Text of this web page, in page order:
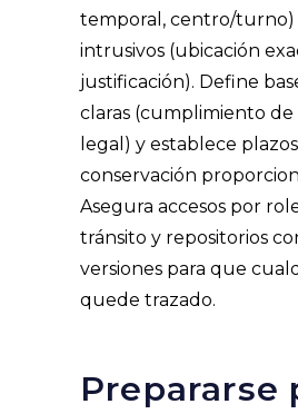
temporal, centro/turno)
intrusivos (ubicación
justificación). Define
claras (cumplimiento de
legal) y establece
conservación
Asegura accesos por
tránsito y repositorios
versiones para que
quede trazado.
Prepararse